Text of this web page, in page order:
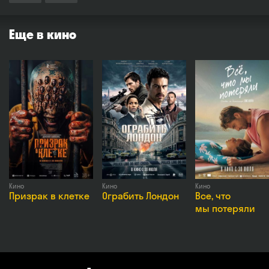
Еще в кино
Кино
Призрак в клетке
Кино
Ограбить Лондон
Кино
Все, что
мы потеряли